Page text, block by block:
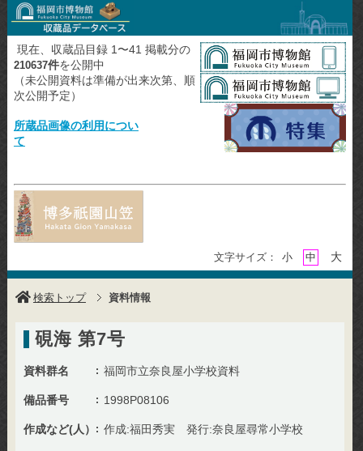
現在、収蔵品目録 1〜41 掲載分の
210637件を公開中
（未公開資料は準備が出来次第、順
次公開予定）
所蔵品画像の利用につい
て
文字サイズ： 小 中 大
検索トップ 資料情報
硯海 第7号
資料群名 福岡市立奈良屋小学校資料
備品番号 1998P08106
作成など(人） 作成:福田秀実 発行:奈良屋尋常小学校